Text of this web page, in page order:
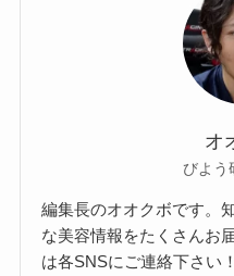
オ
びよう
編集長のオオクボです。
な美容情報をたくさんお
は各SNSにご連絡下さい！